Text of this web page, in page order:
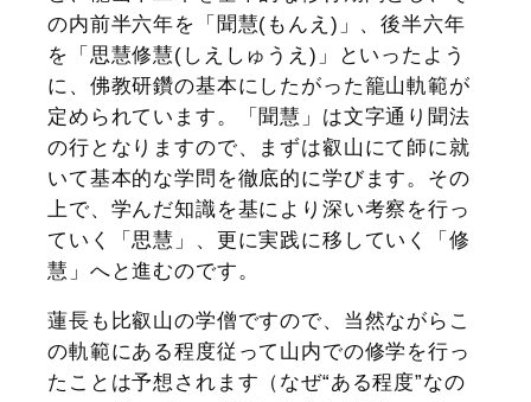
の内前半六年を「聞慧(もんえ)」、後半六年
を「思慧修慧(しえしゅうえ)」といったよう
に、佛教研鑽の基本にしたがった籠山軌範が
定められています。「聞慧」は文字通り聞法
の行となりますので、まずは叡山にて師に就
いて基本的な学問を徹底的に学びます。その
上で、学んだ知識を基により深い考察を行っ
ていく「思慧」、更に実践に移していく「修
慧」へと進むのです。
蓮長も比叡山の学僧ですので、当然ながらこ
の軌範にある程度従って山内での修学を行っ
たことは予想されます（なぜ“ある程度”なの